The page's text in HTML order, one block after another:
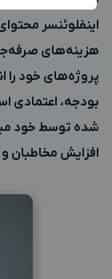
اینفلوئنسر
هزینه‌‌های
پروژه‌های خود را
بودجه، اعتمادی
شده توسط خود
افزایش
بزرگترین